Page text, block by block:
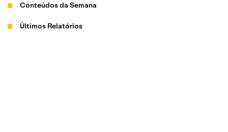
Conteúdos da Semana
Últimos Relatórios